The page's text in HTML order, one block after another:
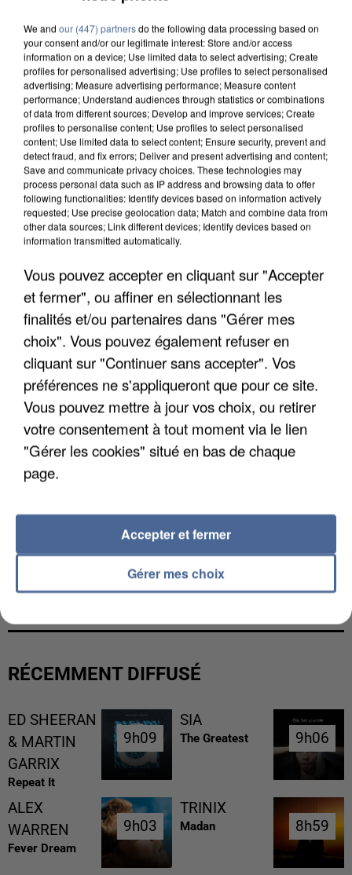
APRÈS TOUTES CES CANICULES, LES REFUGES
DE FAUNE SAUVAGE SONT...
L’UN DES FONDATEURS SUPPOSÉS DE LA DZ
MAFIA INTERPELLÉ EN ALGÉRIE
RÉCEMMENT DIFFUSÉ
ED SHEERAN
& MARTIN
GARRIX
Repeat It
9h09
9h09
SIA
The Greatest 9h06
9h06
ALEX
WARREN
Fever Dream
9h03
9h03
TRINIX
Madan 8h59
8h59
We and our (447) partnersdo the following data processing based on
your consent and/or our legitimate interest: Store and/or access
information on a device; Use limited data to select advertising; Create
profiles for personalised advertising; Use profiles to select personalised
advertising; Measure advertising performance; Measure content
performance; Understand audiences through statistics or combinations
of data from different sources; Develop and improve services; Create
profiles to personalise content; Use profiles to select personalised
content; Use limited data to select content; Ensure security, prevent and
detect fraud, and fix errors; Deliver and present advertising and content;
Save and communicate privacy choices. These technologies may
process personal data such as IP address and browsing data to offer
following functionalities: Identify devices based on information actively
requested; Use precise geolocation data; Match and combine data from
other data sources; Link different devices; Identify devices based on
information transmitted automatically.
Vous pouvez accepter en cliquant sur "Accepter
et fermer", ou affiner en sélectionnant les
finalités et/ou partenaires dans "Gérer mes
choix". Vous pouvez également refuser en
cliquant sur "Continuer sans accepter". Vos
préférences ne s'appliqueront que pour ce site.
Vous pouvez mettre à jour vos choix, ou retirer
votre consentement à tout moment via le lien
"Gérer les cookies" situé en bas de chaque
page.
Gérer mes choix
Accepter et fermer